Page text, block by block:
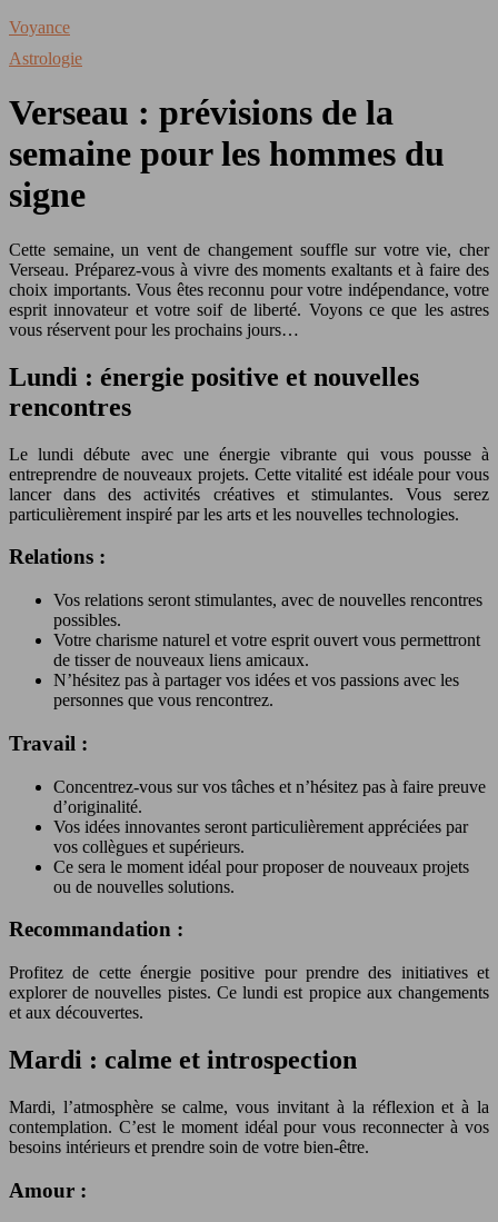
Voyance
Astrologie
Verseau : prévisions de la
semaine pour les hommes du
signe
Cette semaine, un vent de changement souffle sur votre vie, cher
Verseau. Préparez-vous à vivre des moments exaltants et à faire des
choix importants. Vous êtes reconnu pour votre indépendance, votre
esprit innovateur et votre soif de liberté. Voyons ce que les astres
vous réservent pour les prochains jours…
Lundi : énergie positive et nouvelles
rencontres
Le lundi débute avec une énergie vibrante qui vous pousse à
entreprendre de nouveaux projets. Cette vitalité est idéale pour vous
lancer dans des activités créatives et stimulantes. Vous serez
particulièrement inspiré par les arts et les nouvelles technologies.
Relations :
Vos relations seront stimulantes, avec de nouvelles rencontres
possibles.
Votre charisme naturel et votre esprit ouvert vous permettront
de tisser de nouveaux liens amicaux.
N’hésitez pas à partager vos idées et vos passions avec les
personnes que vous rencontrez.
Travail :
Concentrez-vous sur vos tâches et n’hésitez pas à faire preuve
d’originalité.
Vos idées innovantes seront particulièrement appréciées par
vos collègues et supérieurs.
Ce sera le moment idéal pour proposer de nouveaux projets
ou de nouvelles solutions.
Recommandation :
Profitez de cette énergie positive pour prendre des initiatives et
explorer de nouvelles pistes. Ce lundi est propice aux changements
et aux découvertes.
Mardi : calme et introspection
Mardi, l’atmosphère se calme, vous invitant à la réflexion et à la
contemplation. C’est le moment idéal pour vous reconnecter à vos
besoins intérieurs et prendre soin de votre bien-être.
Amour :